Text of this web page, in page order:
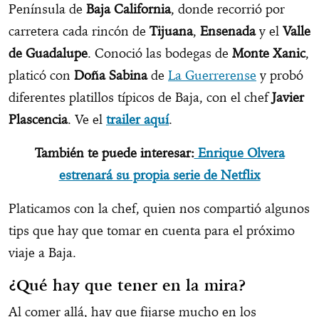
Península de Baja California, donde recorrió por
carretera cada rincón deTijuana, Ensenaday el Valle
de Guadalupe. Conoció las bodegas de Monte Xanic,
platicó con Doña Sabinade La Guerrerense y probó
diferentes platillos típicos de Baja, con el chefJavier
Plascencia. Ve el trailer aquí.
También te puede interesar:Enrique Olvera
estrenará su propia serie de Netflix
Platicamos con la chef, quien nos compartió algunos
tips que hay que tomar en cuenta para el próximo
viaje a Baja.
¿Qué hay que tener en la mira?
Al comer allá, hay que fijarse mucho en los